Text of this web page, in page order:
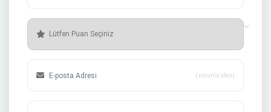
(zorunlu alan)